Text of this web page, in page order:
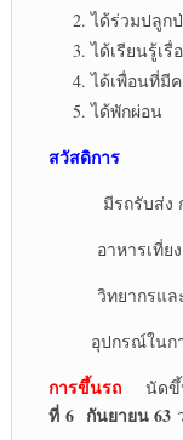
ได้ร่วมปลูก
ได้เรียนรู้เ
ได้เพื่อนที่มี
ได้พักผ่อน
สวัสดิการ
มีรถรับส่ง กท
อาหารเที่ยง
วิทยากรและพี่
อุปกรณ์ในการ
การขึ้นรถ นัดขึ้
ที่6 กันยายน 63